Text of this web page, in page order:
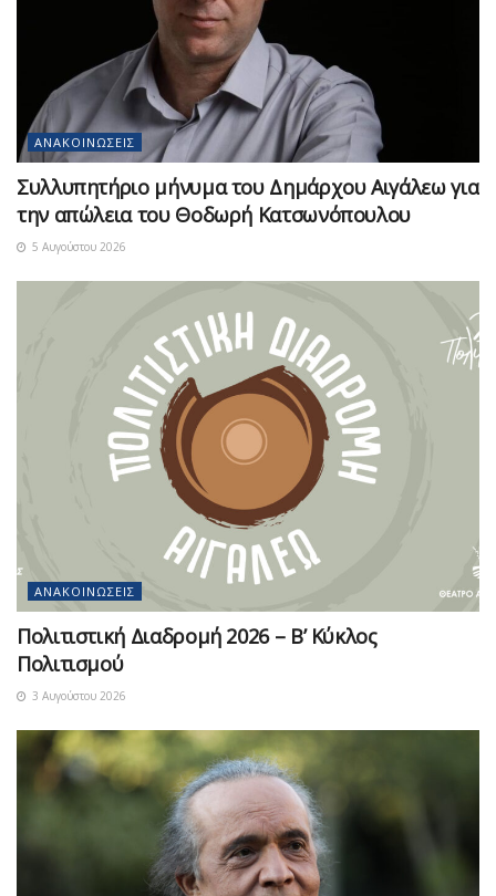
ΑΝΑΚΟΙΝΏΣΕΙΣ
Συλλυπητήριο μήνυμα του Δημάρχου Αιγάλεω για
την απώλεια του Θοδωρή Κατσωνόπουλου
5 Αυγούστου 2026
ΑΝΑΚΟΙΝΏΣΕΙΣ
Πολιτιστική Διαδρομή 2026 – Β’ Κύκλος
Πολιτισμού
3 Αυγούστου 2026